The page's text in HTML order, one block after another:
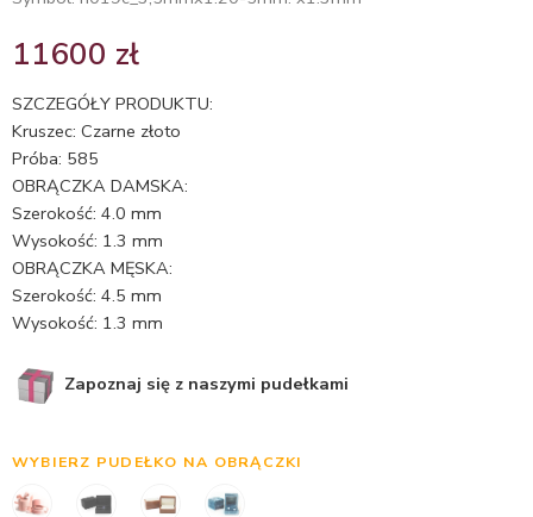
11600 zł
SZCZEGÓŁY PRODUKTU:
Kruszec: Czarne złoto
Próba: 585
OBRĄCZKA DAMSKA:
Szerokość: 4.0 mm
Wysokość: 1.3 mm
OBRĄCZKA MĘSKA:
Szerokość: 4.5 mm
Wysokość: 1.3 mm
Zapoznaj się z naszymi pudełkami
WYBIERZ PUDEŁKO NA OBRĄCZKI